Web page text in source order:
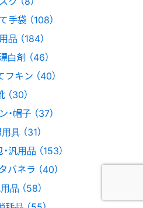
手袋 （108）
品 （184）
白剤 （46）
キン （40）
（30）
帽子 （37）
具 （31）
汎用品 （153）
バネラ （40）
品 （58）